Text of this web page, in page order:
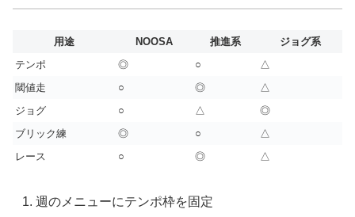
用途 NOOSA 推進系
ジョグ系
テンポ
◎ ○
△
閾値走
○ ◎
△
ジョグ
○ △
◎
ブリック練
◎ ○
△
レース
○ ◎ △
週のメニューにテンポ枠を固定